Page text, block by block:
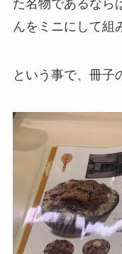
た名物であるなら
んをミニにして組
という事で、冊子